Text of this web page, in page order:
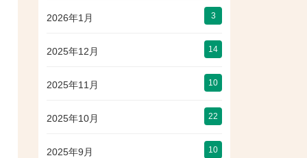
2026年1月 3
2025年12月 14
2025年11月 10
2025年10月 22
2025年9月 10